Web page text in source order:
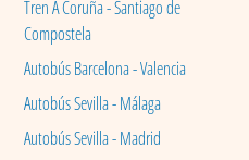
Tren A Coruña - Santiago de
Compostela
Autobús Barcelona - Valencia
Autobús Sevilla - Málaga
Autobús Sevilla - Madrid